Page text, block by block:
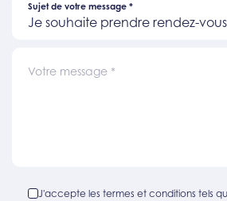
Sujet de votre message *
Je souhaite prendre rendez-
Votre message *
J'accepte les termes et conditions tels